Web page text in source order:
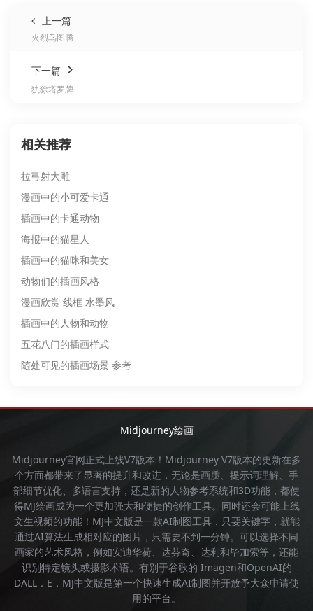
上一篇
火烈鸟图腾
下一篇
犰狳塔罗牌
相关推荐
拉弓射大雕
漫画中的小可爱卡通
插画中的卡通动物
海报中的猫星人
插画中的猫咪和美女
动物们的插画风格
漫画欣赏 线框 水墨风
插画中的人物和动物
五花八门的插画样式
随处可见的插画场景 参考
Midjourney绘画
Midjourney官网正式上线V7版本！ Midjourney V7版本的更新在多
个方面都带来了显著的提升和改进，无论是画质、提示词理解、手
部细节优化、多语言支持，还是新的人物参考系统和3D功能，都使
得MJ绘画成为一个更加强大和便捷的创作工具。同时还会可能上线
文生视频的功能！ MJ中文版是一款AI制图工具，只要关键字，就能
通过AI算法生成相对应的图片，只需要不到一分钟。可以选择不同
画家的艺术风格，例如安迪华荷、达芬奇、达利和毕加索等，还能
识别特定镜头或摄影术语。有别于谷歌的 Imagen和OpenAI的
DALL．E， MJ中文版是第一个快速生成AI制图并开放予大众申请使
用的平台。